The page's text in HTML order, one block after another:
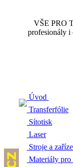
VŠE PRO
profesionály
Úvod
Transferfólie
Sítotisk
Laser
Stroje a
Materiály pro